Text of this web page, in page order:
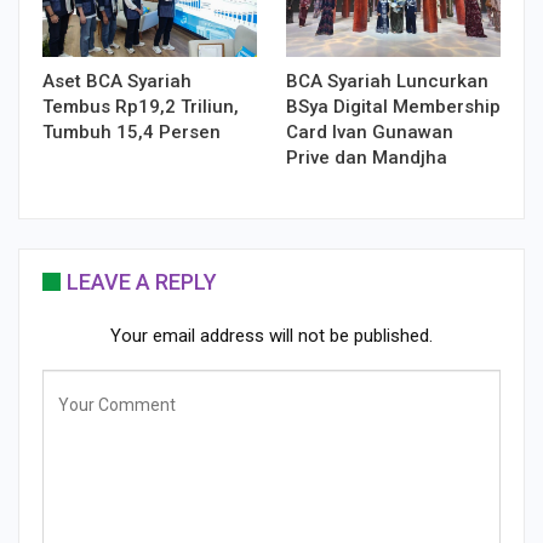
Aset BCA Syariah
Tembus Rp19,2 Triliun,
Tumbuh 15,4 Persen
BCA Syariah Luncurkan
BSya Digital Membership
Card Ivan Gunawan
Prive dan Mandjha
LEAVE A REPLY
Your email address will not be published.